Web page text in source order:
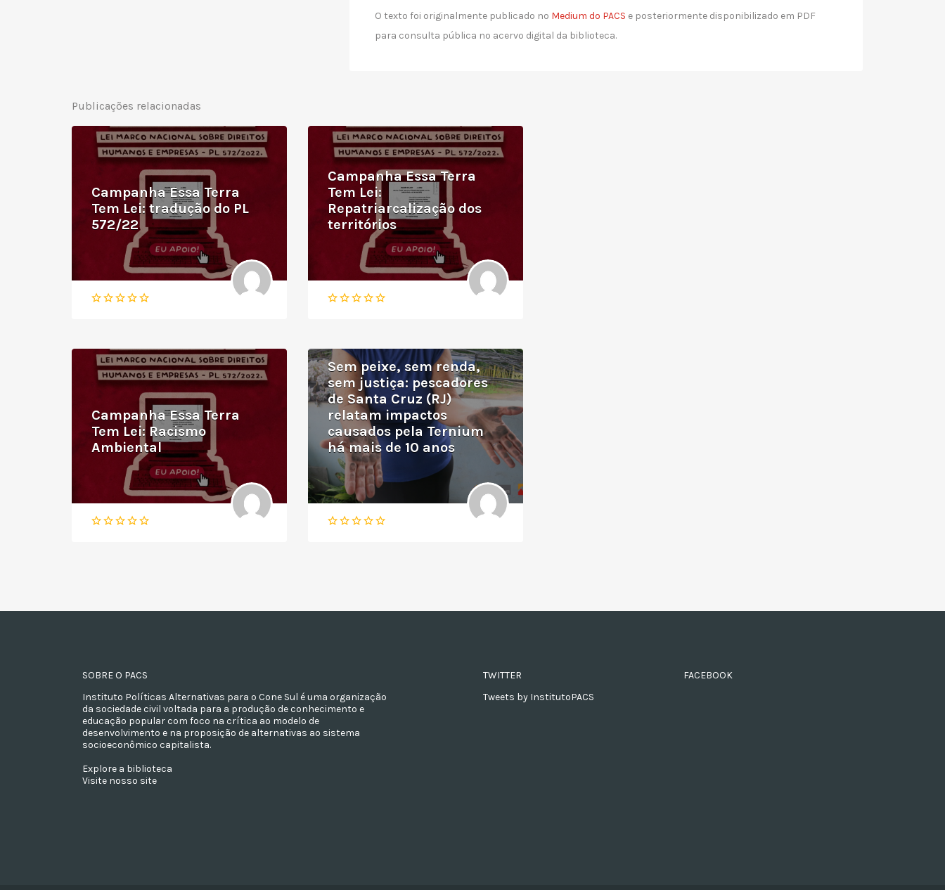
O texto foi originalmente publicado no Medium do PACS e posteriormente disponibilizado em PDF
para consulta pública no acervo digital da biblioteca.
Publicações relacionadas
Campanha Essa Terra
Tem Lei: tradução do PL
572/22
Campanha Essa Terra
Tem Lei:
Repatriarcalização dos
territórios
Campanha Essa Terra
Tem Lei: Racismo
Ambiental
Sem peixe, sem renda,
sem justiça: pescadores
de Santa Cruz (RJ)
relatam impactos
causados pela Ternium
há mais de 10 anos
SOBRE O PACS
Instituto Políticas Alternativas para o Cone Sul é uma organização
da sociedade civil voltada para a produção de conhecimento e
educação popular com foco na crítica ao modelo de
desenvolvimento e na proposição de alternativas ao sistema
socioeconômico capitalista.
Explore a biblioteca
Visite nosso site
TWITTER
Tweets by InstitutoPACS
FACEBOOK